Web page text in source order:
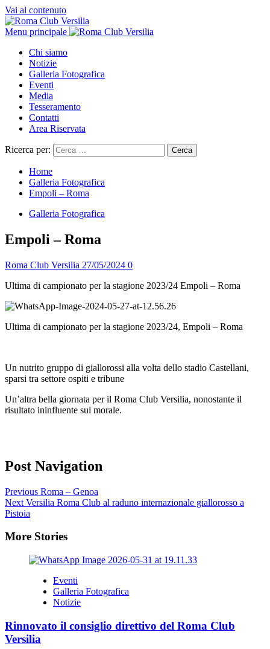
Vai al contenuto
Menu principale
Chi siamo
Notizie
Galleria Fotografica
Eventi
Media
Tesseramento
Contatti
Area Riservata
Ricerca per:
Home
Galleria Fotografica
Empoli – Roma
Galleria Fotografica
Empoli – Roma
Roma Club Versilia 27/05/2024 0
Ultima di campionato per la stagione 2023/24 Empoli – Roma
Ultima di campionato per la stagione 2023/24, Empoli – Roma
Un nutrito gruppo di giallorossi alla volta dello stadio Castellani,
sparsi tra settore ospiti e tribune
Un’altra bella giornata per il Roma Club Versilia, nonostante il
risultato ininfluente sul morale.
Post Navigation
Previous Roma – Genoa
Next Versilia Roma Club al raduno internazionale giallorosso a
Pistoia
More Stories
Eventi
Galleria Fotografica
Notizie
Rinnovato il consiglio direttivo del Roma Club
Versilia